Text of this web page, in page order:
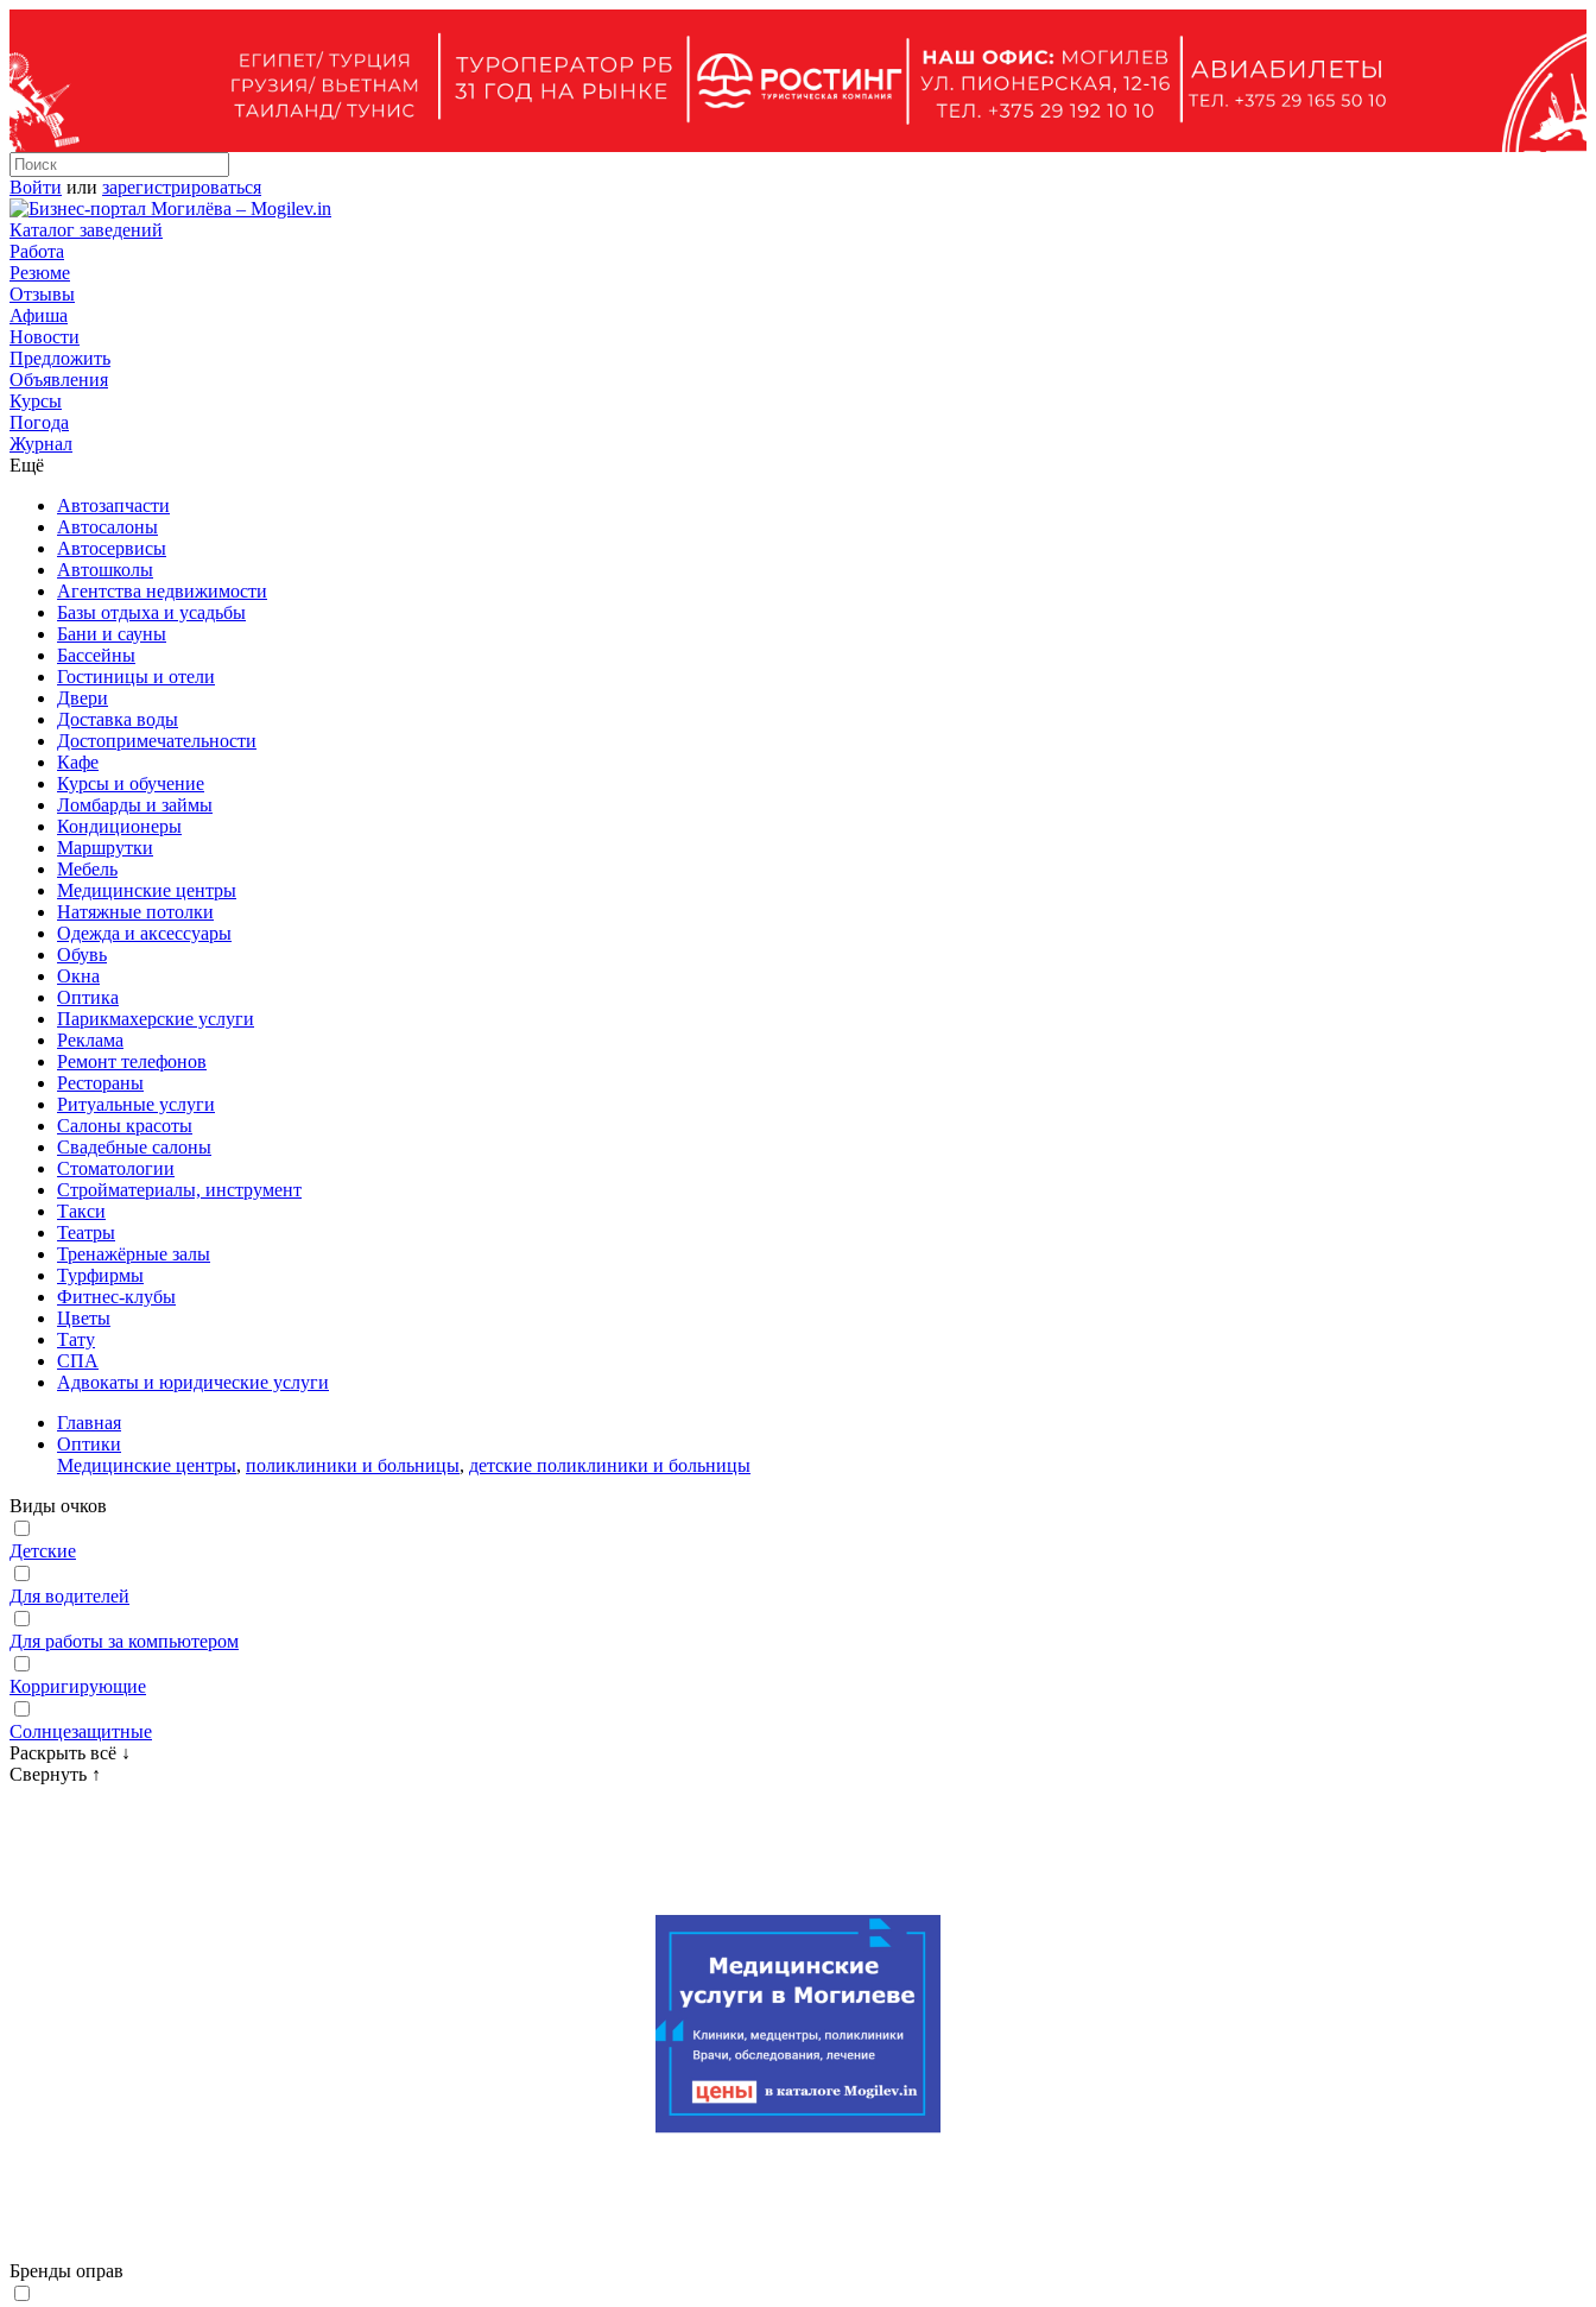
Войти или зарегистрироваться
Каталог заведений
Работа
Резюме
Отзывы
Афиша
Новости
Предложить
Объявления
Курсы
Погода
Журнал
Ещё
Автозапчасти
Автосалоны
Автосервисы
Автошколы
Агентства недвижимости
Базы отдыха и усадьбы
Бани и сауны
Бассейны
Гостиницы и отели
Двери
Доставка воды
Достопримечательности
Кафе
Курсы и обучение
Ломбарды и займы
Кондиционеры
Маршрутки
Мебель
Медицинские центры
Натяжные потолки
Одежда и аксессуары
Обувь
Окна
Оптика
Парикмахерские услуги
Реклама
Ремонт телефонов
Рестораны
Ритуальные услуги
Салоны красоты
Свадебные салоны
Стоматологии
Стройматериалы, инструмент
Такси
Театры
Тренажёрные залы
Турфирмы
Фитнес-клубы
Цветы
Тату
СПА
Адвокаты и юридические услуги
Главная
Оптики
Медицинские центры, поликлиники и больницы, детские поликлиники и больницы
Виды очков
Детские
Для водителей
Для работы за компьютером
Корригирующие
Солнцезащитные
Раскрыть всё ↓
Свернуть ↑
Бренды оправ